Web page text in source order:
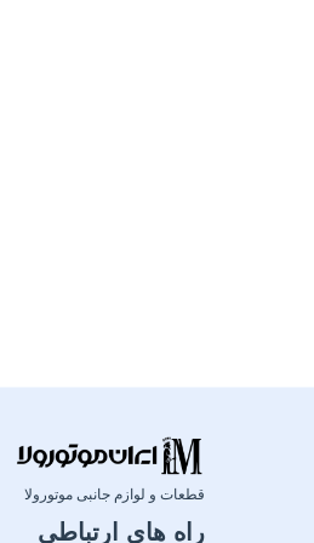
قطعات و لوازم جانبی موتورولا
راه های ارتباطی